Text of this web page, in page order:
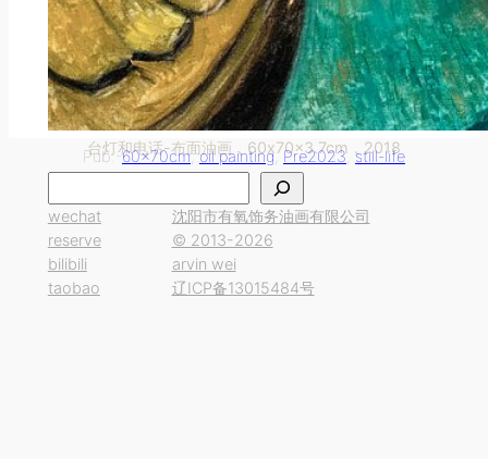
台灯和电话-布面油画，60x70x3.7cm，2018
Pub.-60x70cm, oil painting, Pre2023, still-life
索
wechat
reserve
bilibili
taobao
沈阳市有氧饰务油画有限公司
© 2013-2026
arvin wei
辽ICP备13015484号